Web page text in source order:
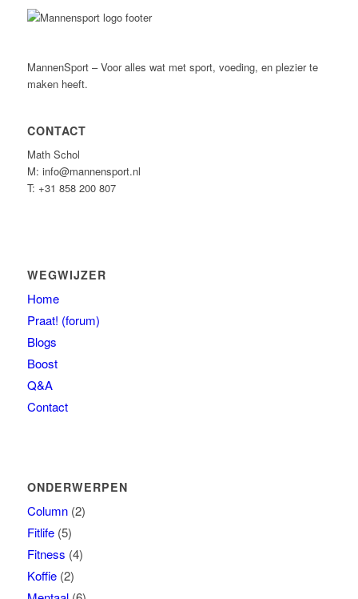
MannenSport – Voor alles wat met sport, voeding, en plezier te
maken heeft.
CONTACT
Math Schol
M: info@mannensport.nl
T: +31 858 200 807
WEGWIJZER
Home
Praat! (forum)
Blogs
Boost
Q&A
Contact
ONDERWERPEN
Column(2)
Fitlife(5)
Fitness (4)
Koffie(2)